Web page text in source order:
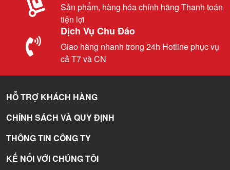
Sản phẩm, hàng hóa chính hãng Thanh toán
tiện lợi
Dịch Vụ Chu Đáo
Giao hàng nhanh trong 24h Hotline phục vụ
cả T7 và CN
HỖ TRỢ KHÁCH HÀNG
CHÍNH SÁCH VÀ QUY ĐỊNH
THÔNG TIN CÔNG TY
KẾ NỐI VỚI CHÚNG TÔI